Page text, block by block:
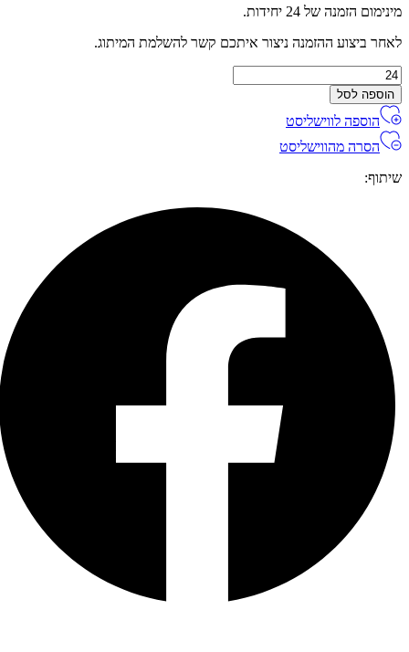
מינימום הזמנה של 24 יחידות.
לאחר ביצוע ההזמנה ניצור איתכם קשר להשלמת המיתוג.
כמות
של
מיני
שוקולד
בהתאמה
אישית
הוספה לסל
הוספה לווישליסט
הסרה מהווישליסט
שיתוף: